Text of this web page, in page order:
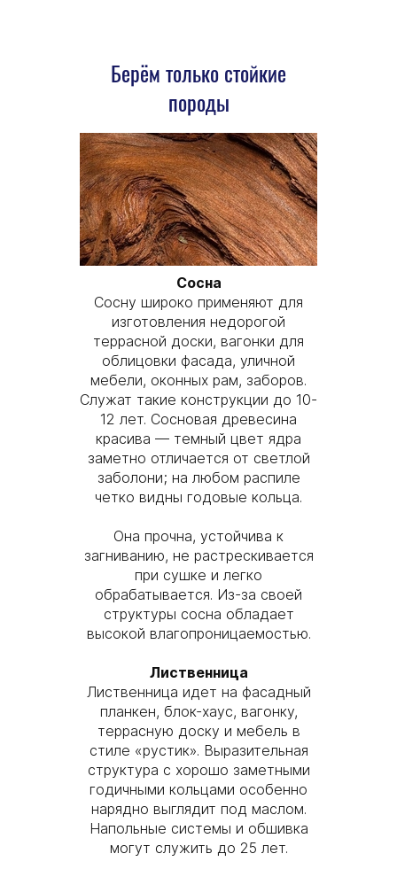
Берём только стойкие
породы
Сосна
Сосну широко применяют для
изготовления недорогой
террасной доски, вагонки для
облицовки фасада, уличной
мебели, оконных рам, заборов.
Служат такие конструкции до 10-
12 лет. Сосновая древесина
красива — темный цвет ядра
заметно отличается от светлой
заболони; на любом распиле
четко видны годовые кольца.
Она прочна, устойчива к
загниванию, не растрескивается
при сушке и легко
обрабатывается. Из-за своей
структуры сосна обладает
высокой влагопроницаемостью.
Лиственница
Лиственница идет на фасадный
планкен, блок-хаус, вагонку,
террасную доску и мебель в
стиле «рустик». Выразительная
структура с хорошо заметными
годичными кольцами особенно
нарядно выглядит под маслом.
Напольные системы и обшивка
могут служить до 25 лет.